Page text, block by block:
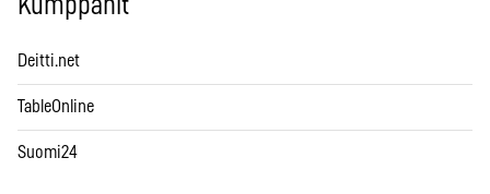
Kumppanit
Deitti.net
TableOnline
Suomi24